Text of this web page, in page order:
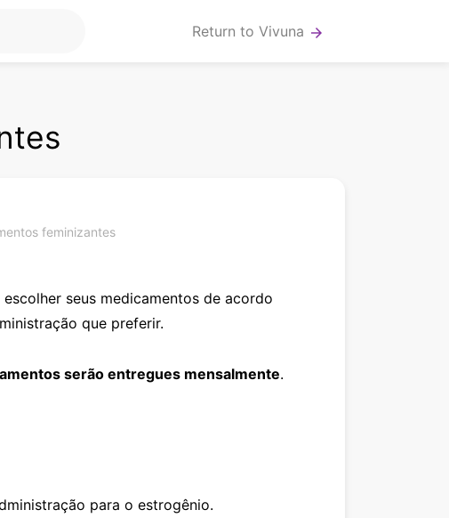
Return to Vivuna arrow_forward
feminizantes
seus medicamentos de acordo
que preferir.
serão entregues mensalmente.
para o estrogênio.